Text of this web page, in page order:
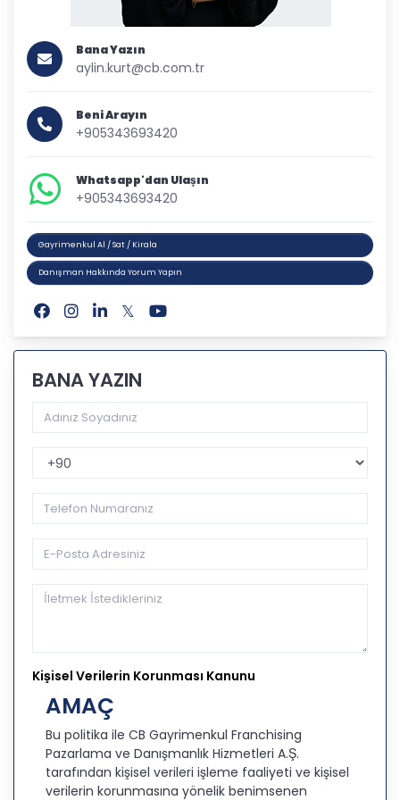
Bana Yazın
aylin.kurt@cb.com.tr
Beni Arayın
+905343693420
Whatsapp'dan Ulaşın
+905343693420
Gayrimenkul Al / Sat / Kirala
Danışman Hakkında Yorum Yapın
BANA YAZIN
Telefon Kodu
Kişisel Verilerin Korunması Kanunu
AMAÇ
Bu politika ile CB Gayrimenkul Franchising
Pazarlama ve Danışmanlık Hizmetleri A.Ş.
tarafından kişisel verileri işleme faaliyeti ve kişisel
verilerin korunmasına yönelik benimsenen